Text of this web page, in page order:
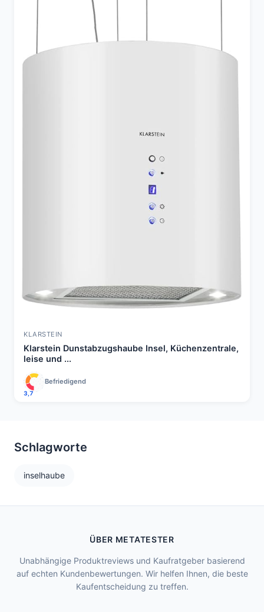
KLARSTEIN
Klarstein Dunstabzugshaube Insel, Küchenzentrale,
leise und ...
3,7
Befriedigend
Schlagworte
inselhaube
ÜBER METATESTER
Unabhängige Produktreviews und Kaufratgeber basierend
auf echten Kundenbewertungen. Wir helfen Ihnen, die beste
Kaufentscheidung zu treffen.